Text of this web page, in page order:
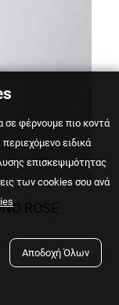
ROSE
σε φέρνουμε πιο κοντά
ειδικά
επισκεψιμότητας
των cookies σου ανά
Αποδοχή Όλων